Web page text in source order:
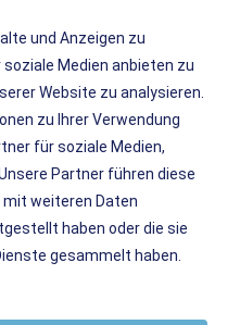
sich ein China Restaurant,
auch ein schickes Tanzlokal
beim Hotel
vorhanden
und Anzeigen zu
Medien anbieten zu
Website zu analysieren.
zu Ihrer Verwendung
für soziale Medien,
Partner führen diese
weiteren Daten
haben oder die sie
gesammelt haben.